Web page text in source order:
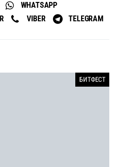
WHATSAPP
VIBER TELEGRAM
БИТФЕСТ